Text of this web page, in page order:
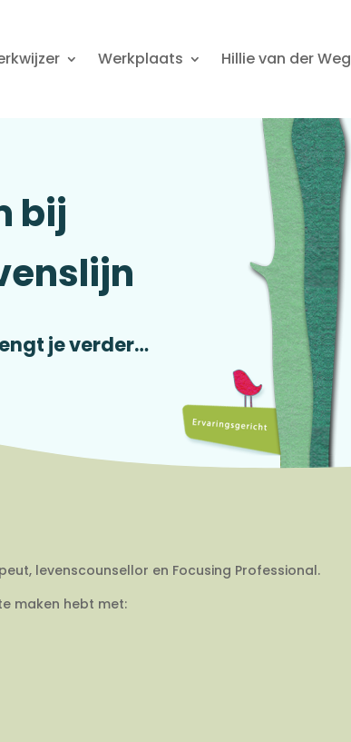
Werkplaats Hillie van der Weg
bij
je verder…
levenscounsellor en Focusing Professional.
maken hebt met: